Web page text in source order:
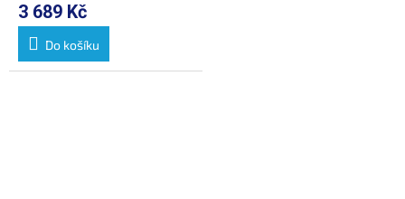
3 689 Kč
Do košíku